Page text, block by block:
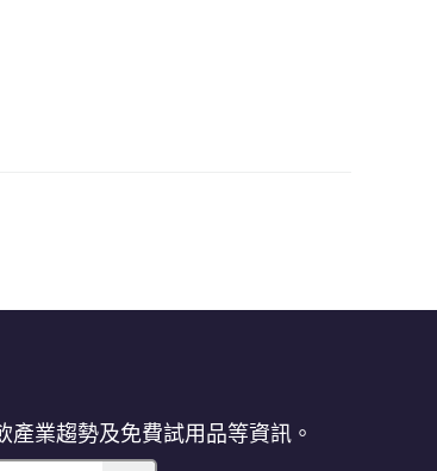
業趨勢及免費試用品等資訊。